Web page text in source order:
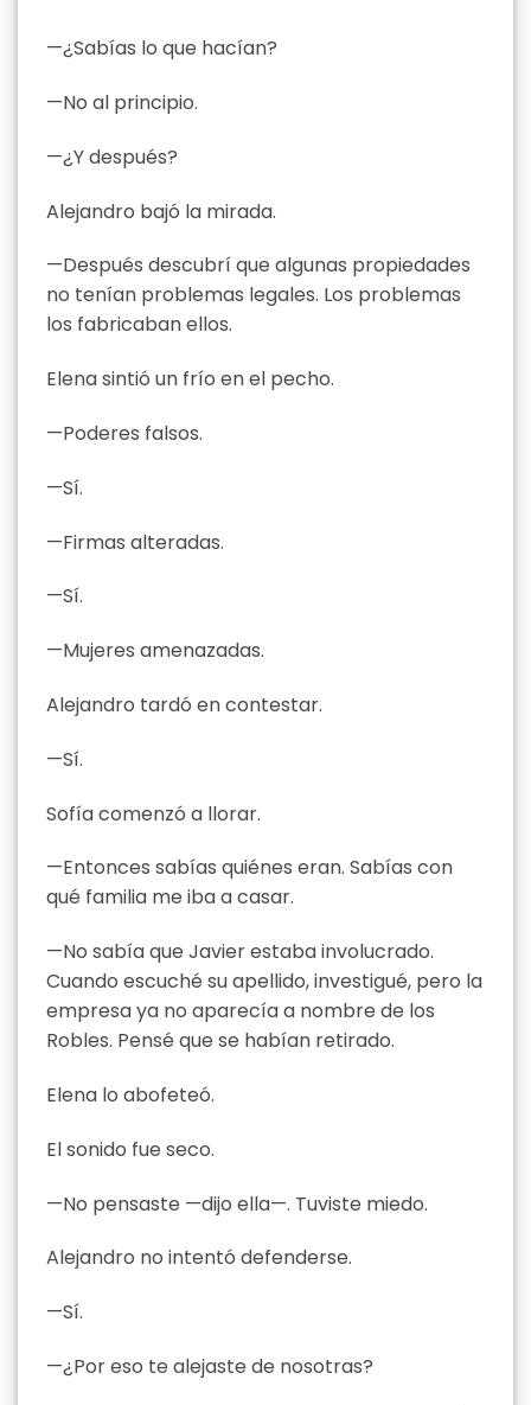
—¿Sabías lo que hacían?
—No al principio.
—¿Y después?
Alejandro bajó la mirada.
—Después descubrí que algunas propiedades
no tenían problemas legales. Los problemas
los fabricaban ellos.
Elena sintió un frío en el pecho.
—Poderes falsos.
—Sí.
—Firmas alteradas.
—Sí.
—Mujeres amenazadas.
Alejandro tardó en contestar.
—Sí.
Sofía comenzó a llorar.
—Entonces sabías quiénes eran. Sabías con
qué familia me iba a casar.
—No sabía que Javier estaba involucrado.
Cuando escuché su apellido, investigué, pero la
empresa ya no aparecía a nombre de los
Robles. Pensé que se habían retirado.
Elena lo abofeteó.
El sonido fue seco.
—No pensaste —dijo ella—. Tuviste miedo.
Alejandro no intentó defenderse.
—Sí.
—¿Por eso te alejaste de nosotras?